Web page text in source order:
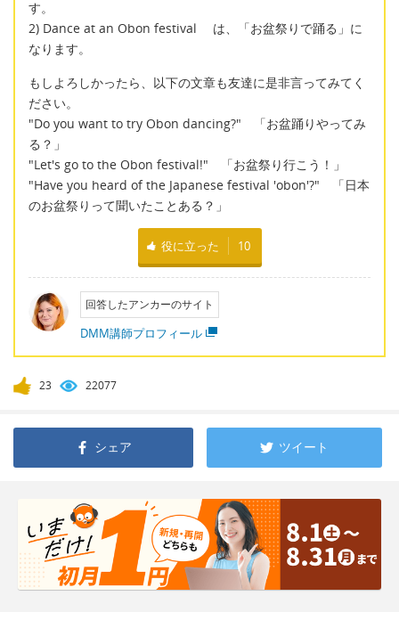
す。
2) Dance at an Obon festival は、「お盆祭りで踊る」に
なります。
もしよろしかったら、以下の文章も友達に是非言ってみてく
ださい。
"Do you want to try Obon dancing?" 「お盆踊りやってみ
る？」
"Let's go to the Obon festival!" 「お盆祭り行こう！」
"Have you heard of the Japanese festival 'obon'?" 「日本
のお盆祭りって聞いたことある？」
役に立った 10
回答したアンカーのサイト
DMM講師プロフィール
23 22077
シェア ツイート